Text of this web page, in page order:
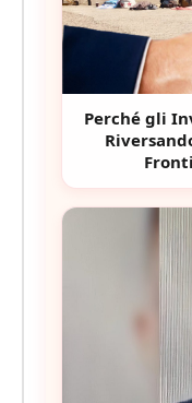
Perché gli